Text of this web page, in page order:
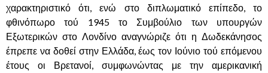
χαρακτηριστικό ότι, ενώ στο διπλωματικό επίπεδο, το
φθινόπωρο τού 1945 το Συμβούλιο των υπουργών
Εξωτερικών στο Λονδίνο αναγνώριζε ότι η Δωδεκάνησος
έπρεπε να δοθεί στην Ελλάδα, έως τον Ιούνιο τού επόμενου
έτους οι Βρετανοί, συμφωνώντας με την αμερικανική